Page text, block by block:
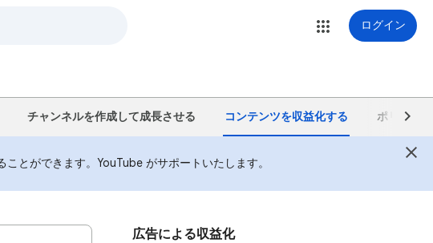
ログイン
チャンネルを作成して成長させる コンテンツを収益化する ポリシー
とができます。YouTube がサポートいたします。
広告による収益化